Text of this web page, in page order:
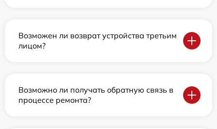
Возможен ли возврат устройства третьим
лицом?
Возможно ли получать обратную связь в
процессе ремонта?